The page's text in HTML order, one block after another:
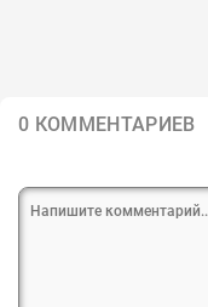
0 КОММЕНТАРИЕВ